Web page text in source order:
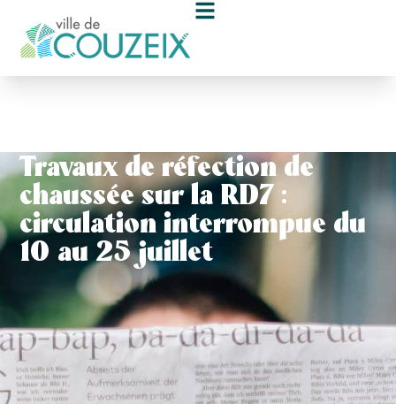
Travaux de réfection de
chaussée sur la RD7 :
circulation interrompue du
10 au 25 juillet